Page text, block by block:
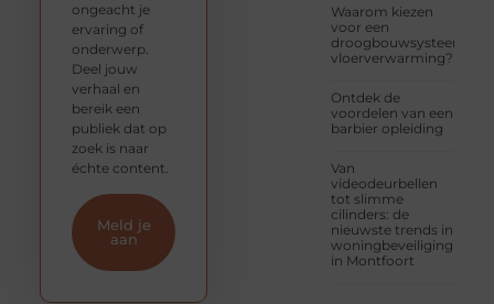
Waarom kiezen
voor een
droogbouwsysteem
vloerverwarming?
Ontdek de
voordelen van een
barbier opleiding
Van
videodeurbellen
tot slimme
cilinders: de
nieuwste trends in
woningbeveiliging
in Montfoort
ongeacht je
ervaring of
onderwerp.
Deel jouw
verhaal en
bereik een
publiek dat op
zoek is naar
échte content.
Meld je
aan